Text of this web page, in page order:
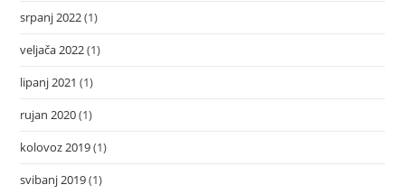
srpanj 2022(1)
veljača 2022(1)
lipanj 2021 (1)
rujan 2020(1)
kolovoz 2019(1)
svibanj 2019(1)